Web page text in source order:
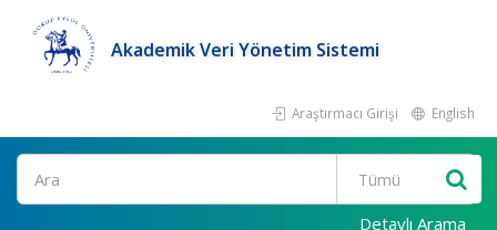
Akademik Veri Yönetim Sistemi
Araştırmacı Girişi English
Ara
Detaylı Arama